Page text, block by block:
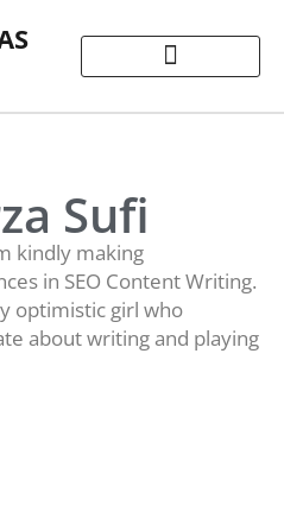
Sufi
kindly making
in SEO Content Writing.
optimistic girl who
about writing and playing